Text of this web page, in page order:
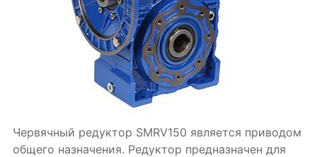
Червячный редуктор SMRV150 является приводом
общего назначения. Редуктор предназначен для